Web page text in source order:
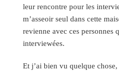
leur rencontre pour les
m’asseoir seul dans cette
revienne avec ces personnes
interviewées.
Et j’ai bien vu quelque